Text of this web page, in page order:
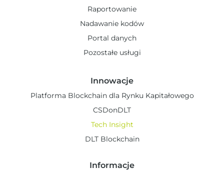
Raportowanie
Nadawanie kodów
Portal danych
Pozostałe usługi
Innowacje
Platforma Blockchain dla Rynku Kapitałowego
CSDonDLT
Tech Insight
DLT Blockchain
Informacje